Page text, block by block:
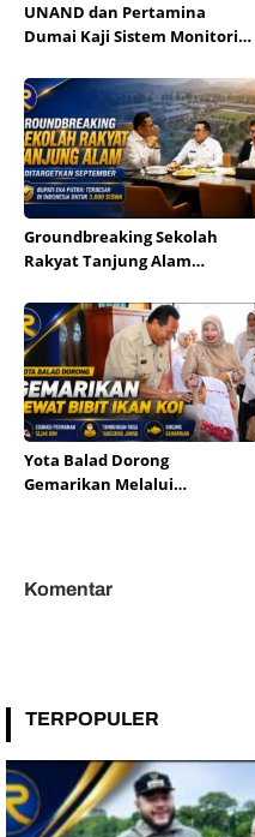
UNAND dan Pertamina
Dumai Kaji Sistem Monitoring
Groundbreaking Sekolah
Rakyat Tanjung Alam
Bupati Eka Putra Sebut
Terbesar di Indonesia
Yota Balad Dorong
Gemarikan Melalui
Komentar
TERPOPULER